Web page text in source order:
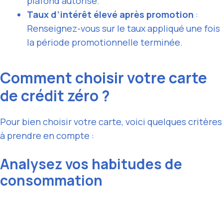
Taux d’intérêt élevé après promotion :
Renseignez-vous sur le taux appliqué une fois
la période promotionnelle terminée.
Comment choisir votre carte
de crédit zéro ?
Pour bien choisir votre carte, voici quelques critères
à prendre en compte :
Analysez vos habitudes de
consommation